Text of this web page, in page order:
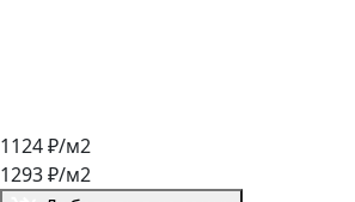
1124₽/м2
1293₽/м2